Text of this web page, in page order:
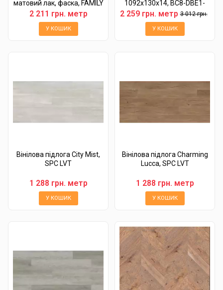
матовий лак, фаска, FAMILY
2 211 грн. метр
У КОШИК
1092x130x14, BC8-DBE1-
L05-XXR-K14130-I
2 259 грн. метр3 012 грн.
У КОШИК
Вінілова підлога City Mist,
SPC LVT
1 288 грн. метр
У КОШИК
Вінілова підлога Charming
Lucca, SPC LVT
1 288 грн. метр
У КОШИК